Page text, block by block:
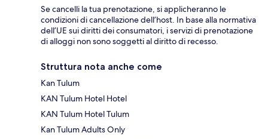
Se cancelli la tua prenotazione, si applicheranno le
condizioni di cancellazione dell’host. In base alla normativa
dell’UE sui diritti dei consumatori, i servizi di prenotazione
di alloggi non sono soggetti al diritto di recesso.
Struttura nota anche come
Kan Tulum
KAN Tulum Hotel Hotel
KAN Tulum Hotel Tulum
Kan Tulum Adults Only